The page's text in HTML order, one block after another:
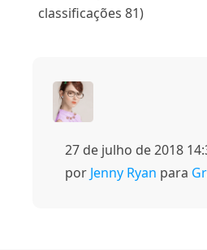
classificações 81)
27 de julho de 2018
por Jenny Ryan para